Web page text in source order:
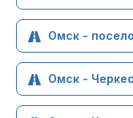
Омск -
Омск -